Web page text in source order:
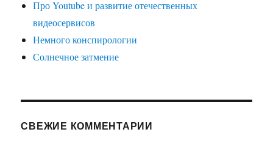
Про Youtube и развитие отечественных
видеосервисов
Немного конспирологии
Солнечное затмение
СВЕЖИЕ КОММЕНТАРИИ